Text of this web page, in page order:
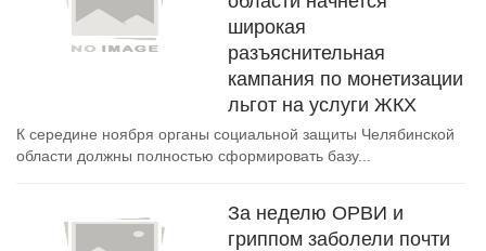
широкая
разъяснительная
кампания по монетизации
льгот на услуги ЖКХ
К середине ноября органы социальной защиты Челябинской
области должны полностью сформировать базу...
За неделю ОРВИ и
гриппом заболели почти